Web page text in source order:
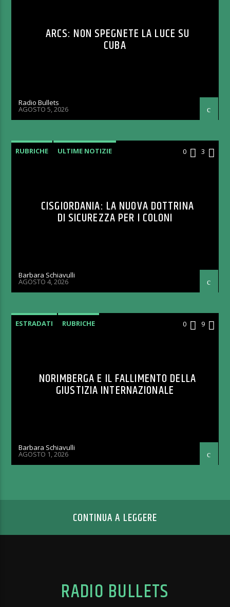
ARCS: NON SPEGNETE LA LUCE SU
CUBA
Radio Bullets
AGOSTO 5, 2026
RUBRICHE ULTIME NOTIZIE 0 3
CISGIORDANIA: LA NUOVA DOTTRINA
DI SICUREZZA PER I COLONI
Barbara Schiavulli
AGOSTO 4, 2026
ESTRADATI RUBRICHE 0 9
NORIMBERGA E IL FALLIMENTO DELLA
GIUSTIZIA INTERNAZIONALE
Barbara Schiavulli
AGOSTO 1, 2026
CONTINUA A LEGGERE
RADIO BULLETS